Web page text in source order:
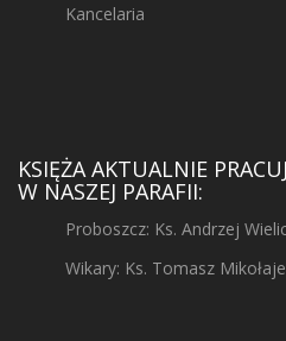
Kancelaria
KSIĘŻA AKTUALNIE
W NASZEJ PARAFII:
Proboszcz: Ks. Andrzej
Wikary: Ks. Tomasz